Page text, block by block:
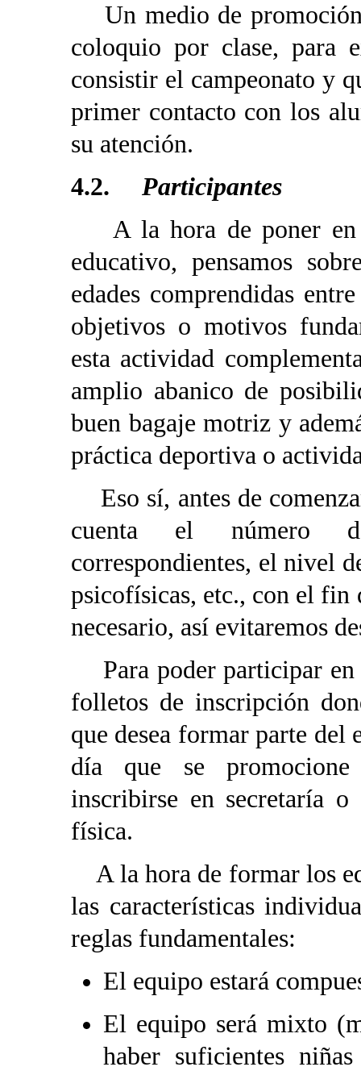
Un medio de promoción
coloquio por clase, para
consistir el campeonato y
primer contacto con los
su atención.
4.2.
Participantes
A la hora de poner en
educativo, pensamos
edades comprendidas
objetivos o motivos
esta actividad
amplio abanico de
buen bagaje motriz y
práctica deportiva o
Eso sí, antes de
cuenta el número
correspondientes, el nivel
psicofísicas, etc., con el fin
necesario, así evitaremos
Para poder participar en
folletos de inscripción
que desea formar parte
día que se
inscribirse en secretaría
física.
A la hora de formar los
las características
reglas fundamentales:
El equipo estará
El equipo será mixto
haber suficientes